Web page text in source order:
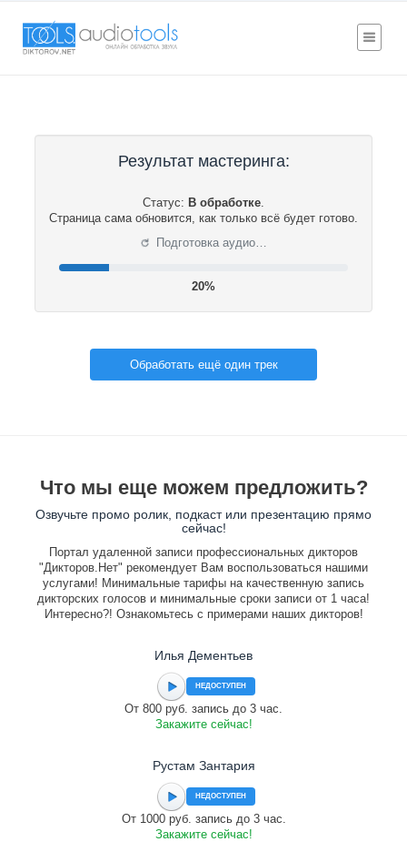
Результат мастеринга:
Статус: В обработке.
Страница сама обновится, как только всё будет готово.
⟳ Подготовка аудио…
20%
Обработать ещё один трек
Что мы еще можем предложить?
Озвучьте промо ролик, подкаст или презентацию прямо
сейчас!
Портал удаленной записи профессиональных дикторов
"Дикторов.Нет" рекомендует Вам воспользоваться нашими
услугами! Минимальные тарифы на качественную запись
дикторских голосов и минимальные сроки записи от 1 часа!
Интересно?! Ознакомьтесь с примерами наших дикторов!
Илья Дементьев
НЕДОСТУПЕН
От 800 руб. запись до 3 час.
Закажите сейчас!
Рустам Зантария
НЕДОСТУПЕН
От 1000 руб. запись до 3 час.
Закажите сейчас!